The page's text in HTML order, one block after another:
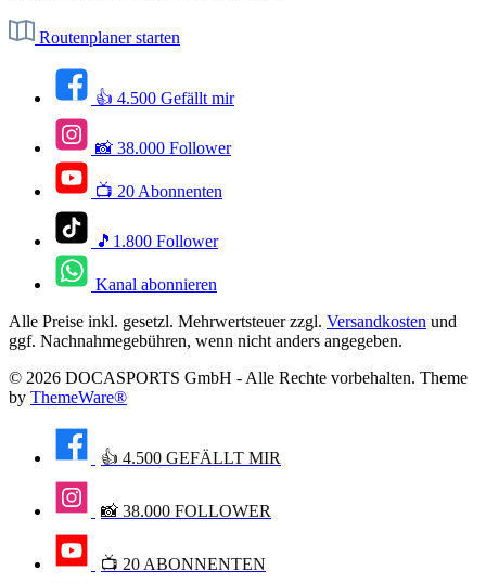
Routenplaner starten
👍 4.500 Gefällt mir
📸 38.000 Follower
📺 20 Abonnenten
🎵1.800 Follower
Kanal abonnieren
Alle Preise inkl. gesetzl. Mehrwertsteuer zzgl. Versandkosten und
ggf. Nachnahmegebühren, wenn nicht anders angegeben.
© 2026 DOCASPORTS GmbH - Alle Rechte vorbehalten. Theme
by ThemeWare®
👍 4.500 GEFÄLLT MIR
📸 38.000 FOLLOWER
📺 20 ABONNENTEN